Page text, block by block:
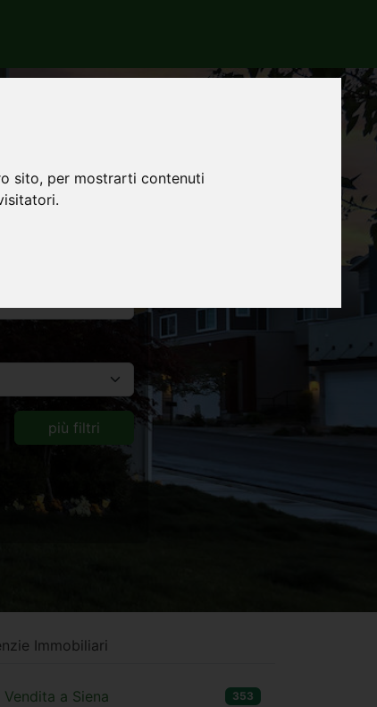
sito, per mostrarti contenuti
più filtri
Immobiliari
a Siena 353